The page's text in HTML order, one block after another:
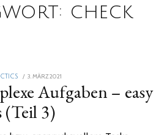
check
POSTED
3. MÄRZ 2021
MÄRZ
2021
Aufgaben – easy
(Teil 3)